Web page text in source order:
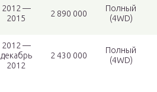
2012 —
2015
2 890 000
Полный
(4WD)
2012 —
декабрь
2012
2 430 000
Полный
(4WD)